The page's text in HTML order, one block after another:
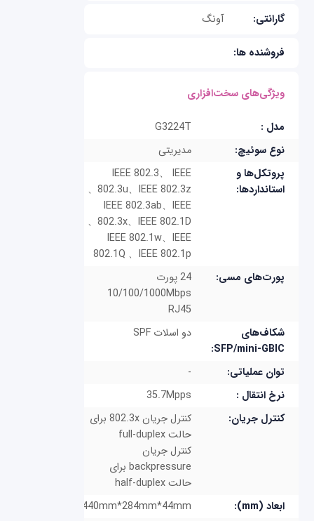
گارانتی: آونگ
فروشنده ها:
ویژگی‌های سخت‌افزاری
مدل :
G3224T
نوع سوئیچ:
مدیریتی
پروتکل‌ها و
استانداردها:
IEEE 802.3、 IEEE
802.3u、IEEE 802.3z、
IEEE 802.3ab、IEEE
802.3x、IEEE 802.1D、
IEEE 802.1w、IEEE
802.1Q 、IEEE 802.1p
پورت‌های مسی:
24 پورت
10/100/1000Mbps
RJ45
شکاف‌های
SFP/mini-GBIC:
دو اسلات SPF
توان عملیاتی:
-
نرخ انتقال :
35.7Mpps
کنترل جریان:
کنترل جریان 802.3x برای
حالت full-duplex
کنترل جریان
backpressure برای
حالت half-duplex
ابعاد (mm):
440mm*284mm*44mm